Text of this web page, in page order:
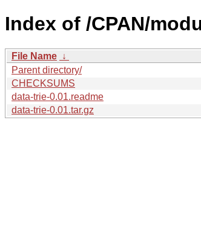
Index of /CPAN/
File Name ↓
Parent directory/
CHECKSUMS
data-trie-0.01.readme
data-trie-0.01.tar.gz